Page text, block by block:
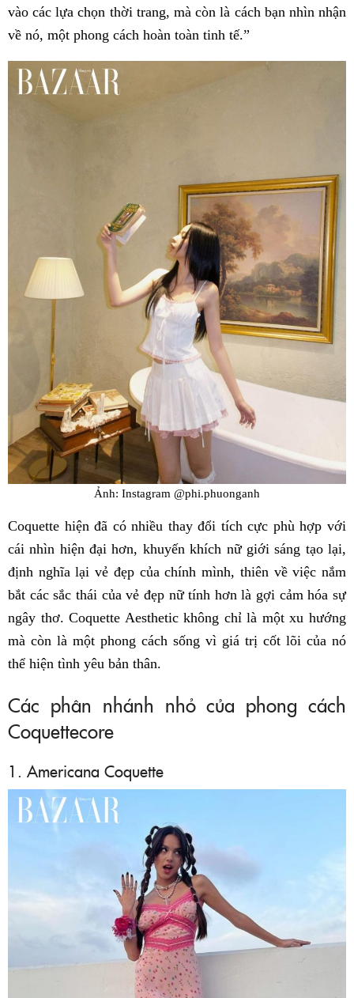
vào các lựa chọn thời trang, mà còn là cách bạn nhìn nhận
về nó, một phong cách hoàn toàn tinh tế.”
Ảnh: Instagram @phi.phuonganh
Coquette hiện đã có nhiều thay đổi tích cực phù hợp với
cái nhìn hiện đại hơn, khuyến khích nữ giới sáng tạo lại,
định nghĩa lại vẻ đẹp của chính mình, thiên về việc nắm
bắt các sắc thái của vẻ đẹp nữ tính hơn là gợi cảm hóa sự
ngây thơ. Coquette Aesthetic không chỉ là một xu hướng
mà còn là một phong cách sống vì giá trị cốt lõi của nó
thể hiện tình yêu bản thân.
Các phân nhánh nhỏ của phong cách
Coquettecore
1. Americana Coquette